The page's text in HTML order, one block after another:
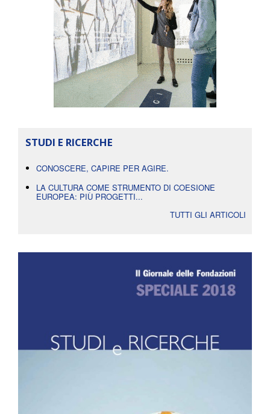
STUDI E RICERCHE
CONOSCERE, CAPIRE PER AGIRE.
LA CULTURA COME STRUMENTO DI COESIONE
EUROPEA: PIÙ PROGETTI...
TUTTI GLI ARTICOLI